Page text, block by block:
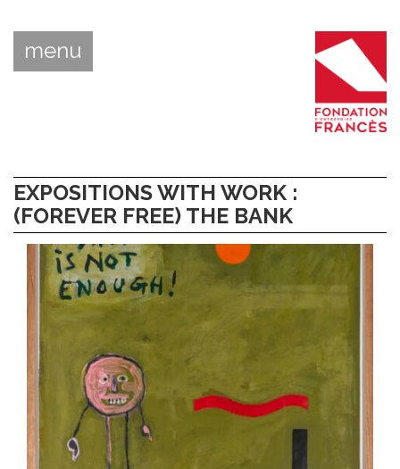
menu
EXPOSITIONS WITH WORK :
(FOREVER FREE) THE BANK